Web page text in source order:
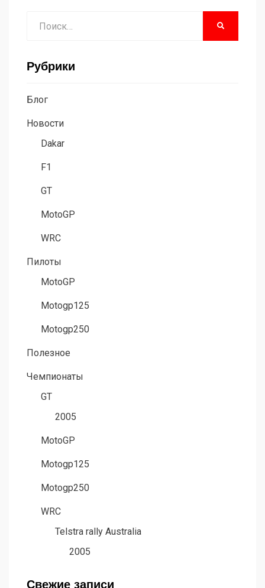
Рубрики
Блог
Новости
Dakar
F1
GT
MotoGP
WRC
Пилоты
MotoGP
Motogp125
Motogp250
Полезное
Чемпионаты
GT
2005
MotoGP
Motogp125
Motogp250
WRC
Telstra rally Australia
2005
Свежие записи